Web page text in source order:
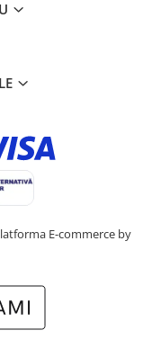
E-commerce by